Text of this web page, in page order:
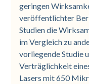
geringen
veröffentlichter
Studien die
im Vergleich zu
vorliegende Studie
Verträglichkeit
Lasers mit 650